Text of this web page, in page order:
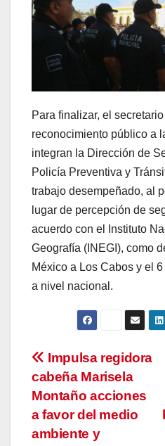
Para finalizar, el
reconocimiento público a
integran la Dirección de
Policía Preventiva y
trabajo desempeñado, al
lugar de percepción de
acuerdo con el Instituto
Geografía (INEGI), como
México a Los Cabos y el
a nivel nacional.
Navegación
de
entradas
Impulsa regidora
cabeña Marisela
Montaño acciones
a favor del medio
ambiente y